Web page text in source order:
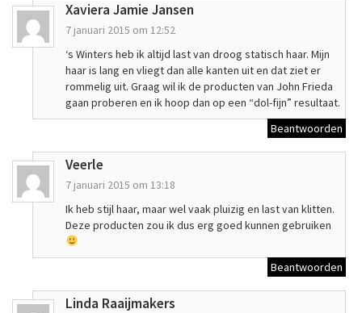
Xaviera Jamie Jansen
7 januari 2015 om 12:52
‘s Winters heb ik altijd last van droog statisch haar. Mijn
haar is lang en vliegt dan alle kanten uit en dat ziet er
rommelig uit. Graag wil ik de producten van John Frieda
gaan proberen en ik hoop dan op een “dol-fijn” resultaat.
Beantwoorden
Veerle
7 januari 2015 om 13:18
Ik heb stijl haar, maar wel vaak pluizig en last van klitten.
Deze producten zou ik dus erg goed kunnen gebruiken
Beantwoorden
Linda Raaijmakers